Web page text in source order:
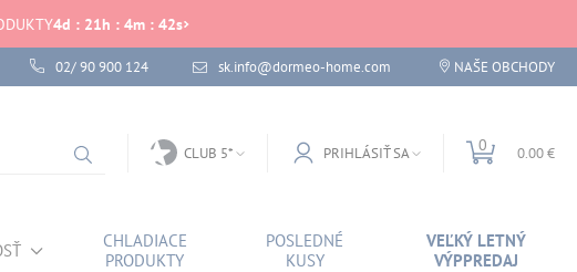
4d : 21h : 4m : 42s
02/ 90 900 124 sk.info@dormeo-home.com NAŠE OBCHODY
CLUB 5* PRIHLÁSIŤ SA 0 0.00 €
CHLADIACE
PRODUKTY
POSLEDNÉ
KUSY
VEĽKÝ LETNÝ
VÝPPREDAJ